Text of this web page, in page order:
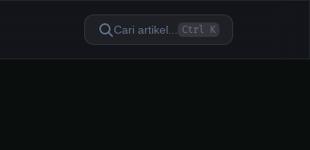
Cari artikel... Ctrl K